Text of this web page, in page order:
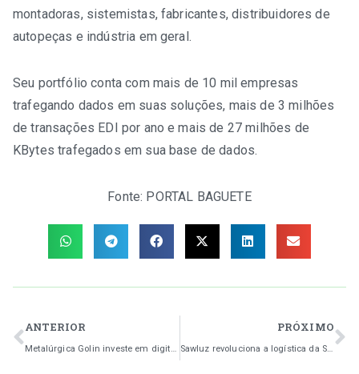
montadoras, sistemistas, fabricantes, distribuidores de
autopeças e indústria em geral.
Seu portfólio conta com mais de 10 mil empresas
trafegando dados em suas soluções, mais de 3 milhões
de transações EDI por ano e mais de 27 milhões de
KBytes trafegados em sua base de dados.
Fonte: PORTAL BAGUETE
ANTERIOR PRÓXIMO